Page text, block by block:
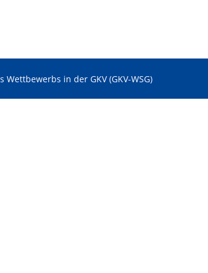
Wettbewerbs in der GKV (GKV-WSG)